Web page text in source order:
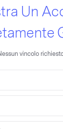
Un
vincolo